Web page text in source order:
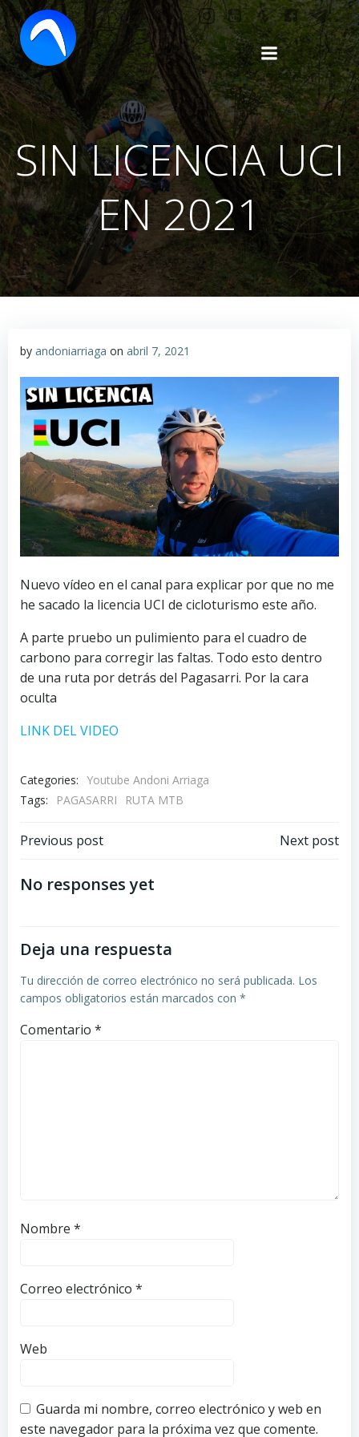
Saltar
al
contenido
SIN LICENCIA UCI
EN 2021
by andoniarriaga on abril 7, 2021
Nuevo vídeo en el canal para explicar por que no me
he sacado la licencia UCI de cicloturismo este año.
A parte pruebo un pulimiento para el cuadro de
carbono para corregir las faltas. Todo esto dentro
de una ruta por detrás del Pagasarri. Por la cara
oculta
LINK DEL VIDEO
Categories: Youtube Andoni Arriaga
Tags:
PAGASARRI RUTA MTB
Navegación
por
entradas
Previous post
Navegación
entradas
Next post
No responses yet
Deja una respuesta
Tu dirección de correo electrónico no será publicada. Los
campos obligatorios están marcados con *
Comentario *
Nombre *
Correo electrónico *
Web
Guarda mi nombre, correo electrónico y web en
este navegador para la próxima vez que comente.